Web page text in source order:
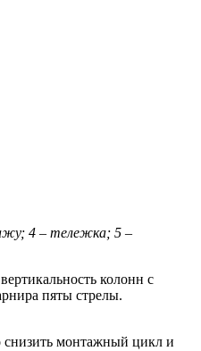
4 – тележка; 5 –
колонн с
пяты стрелы.
снизить монтажный цикл и